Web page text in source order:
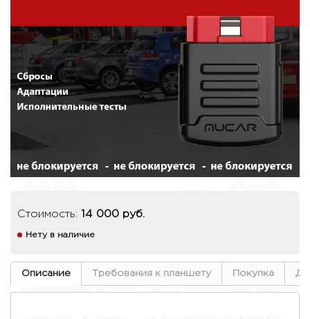
Стоимость: 14 000 руб.
Нету в наличие
Описание Требования к планшету Покупка